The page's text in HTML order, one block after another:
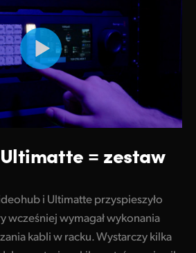
= zestaw
i Ultimatte przyspieszyło
wcześniej wymagał wykonania
kabli w racku. Wystarczy kilka